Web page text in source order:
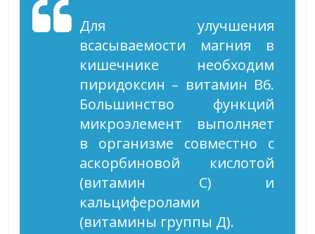
Для улучшения
всасываемости магния в
кишечнике необходим
пиридоксин – витамин В6.
Большинство функций
микроэлемент выполняет
в организме совместно с
аскорбиновой кислотой
(витамин С) и
кальциферолами
(витамины группы Д).